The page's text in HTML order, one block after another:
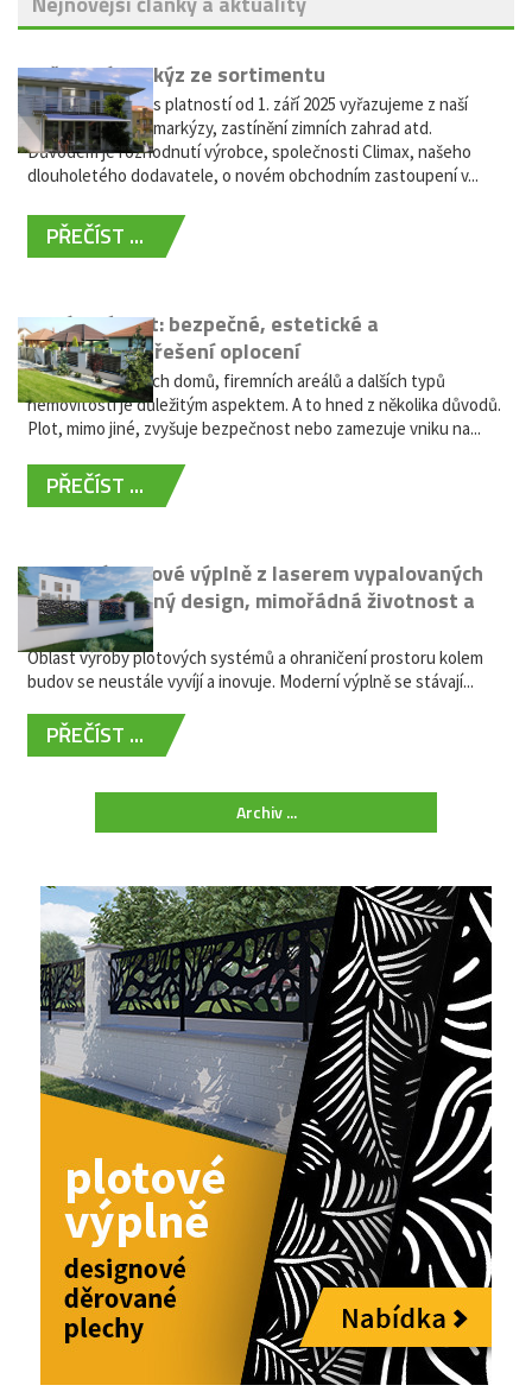
Vyřazení markýz ze sortimentu
Vážení zákazníci, s platností od 1. září 2025 vyřazujeme z naší
nabídky výsuvné markýzy, zastínění zimních zahrad atd.
Důvodem je rozhodnutí výrobce, společnosti Climax, našeho
dlouholetého dodavatele, o novém obchodním zastoupení v...
PŘEČÍST ...
Hliníkový plot: bezpečné, estetické a
bezúdržbové řešení oplocení
Oplocení rodinných domů, firemních areálů a dalších typů
nemovitostí je důležitým aspektem. A to hned z několika důvodů.
Plot, mimo jiné, zvyšuje bezpečnost nebo zamezuje vniku na...
PŘEČÍST ...
Moderní plotové výplně z laserem vypalovaných
kovů: výjimečný design, mimořádná životnost a
žádná údržba
Oblast výroby plotových systémů a ohraničení prostoru kolem
budov se neustále vyvíjí a inovuje. Moderní výplně se stávají...
PŘEČÍST ...
Archiv ...